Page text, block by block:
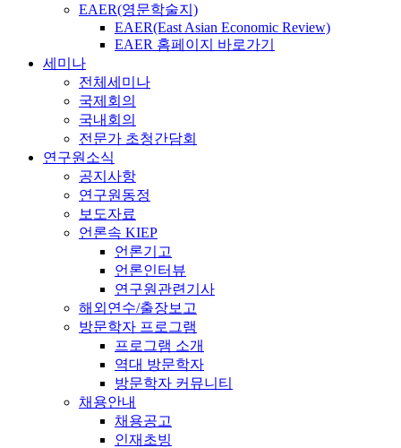
EAER(영문학술지)
EAER(East Asian Economic Review)
EAER 홈페이지 바로가기
세미나
전체세미나
국제회의
국내회의
전문가 초청간담회
연구원소식
공지사항
연구원동정
보도자료
언론속 KIEP
언론기고
언론인터뷰
연구원관련기사
해외연수/출장보고
방문학자 프로그램
프로그램 소개
역대 방문학자
방문학자 커뮤니티
채용안내
채용공고
인재초빙